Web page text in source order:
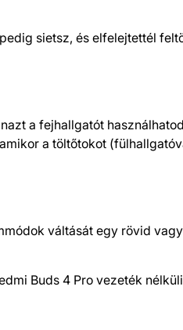
sietsz, és elfelejtettél
a fejhallgatót
a töltőtokot
váltását egy rövid
Buds 4 Pro vezeték